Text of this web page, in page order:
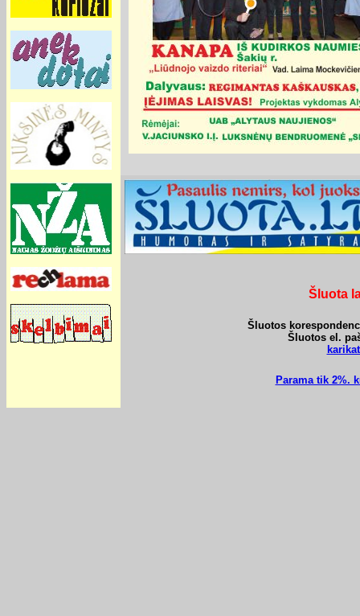
Šluota
Šluotos
Šluotos el.
Parama tik 2%.